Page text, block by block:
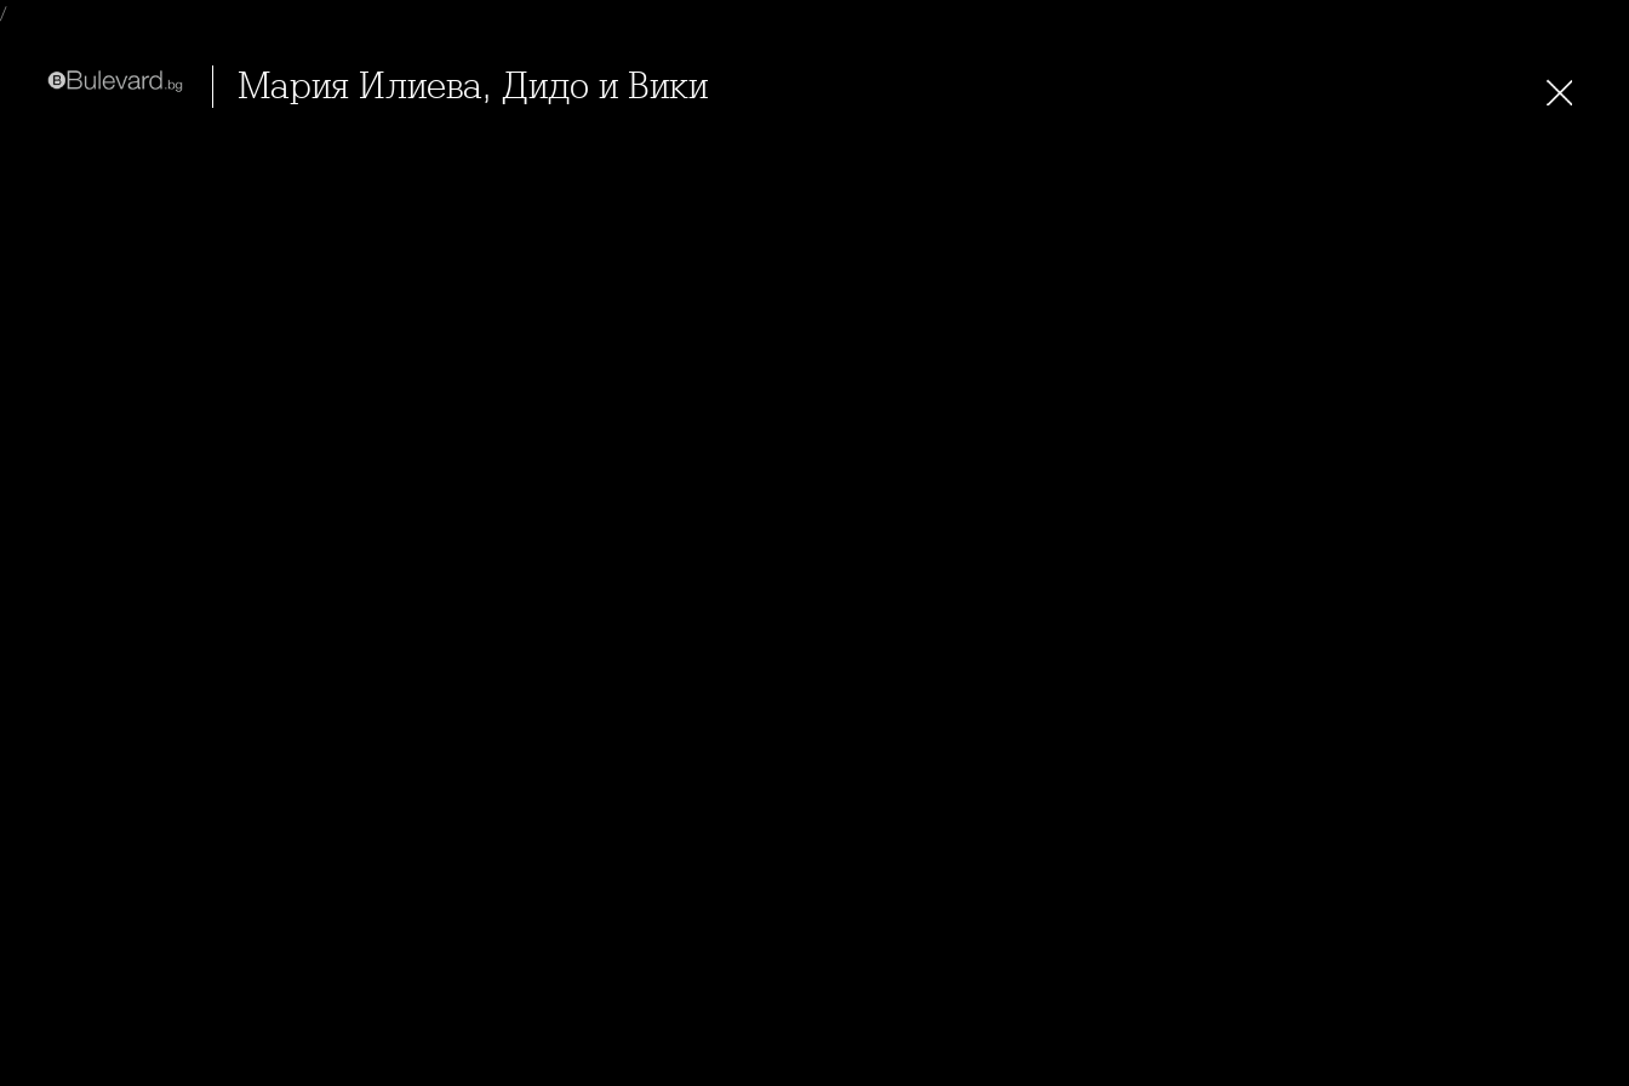
/
Мария Илиева, Дидо и Вики